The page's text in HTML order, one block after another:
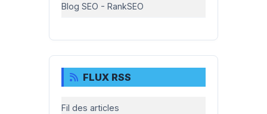
Blog SEO - RankSEO
FLUX RSS
Fil des articles